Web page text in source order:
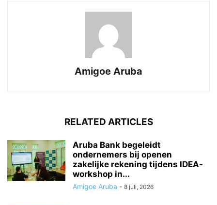
Amigoe Aruba
RELATED ARTICLES
Aruba Bank begeleidt
ondernemers bij openen
zakelijke rekening tijdens IDEA-
workshop in...
Amigoe Aruba - 8 juli, 2026